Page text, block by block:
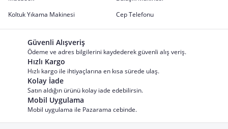
Koltuk Yıkama Makinesi
Cep Telefonu
Güvenli Alışveriş
Ödeme ve adres bilgilerini kaydederek güvenli alış veriş.
Hızlı Kargo
Hızlı kargo ile ihtiyaçlarına en kısa sürede ulaş.
Kolay İade
Satın aldığın ürünü kolay iade edebilirsin.
Mobil Uygulama
Mobil uygulama ile Pazarama cebinde.